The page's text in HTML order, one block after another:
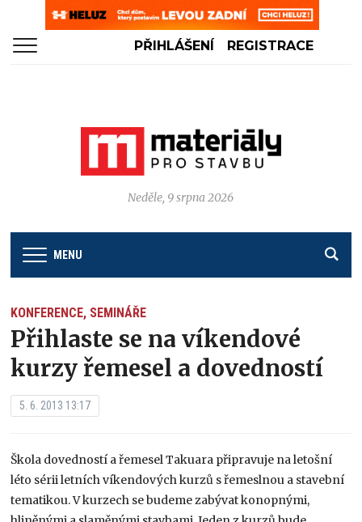
PŘIHLÁŠENÍ REGISTRACE
Neděle, 9 srpna 2026
MENU
KONFERENCE, SEMINÁŘE
Přihlaste se na víkendové
kurzy řemesel a dovedností
5. 6. 2013 13:17
Škola dovedností a řemesel Takuara připravuje na letošní
léto sérii letních víkendových kurzů s řemeslnou a stavební
tematikou. V kurzech se budeme zabývat konopnými,